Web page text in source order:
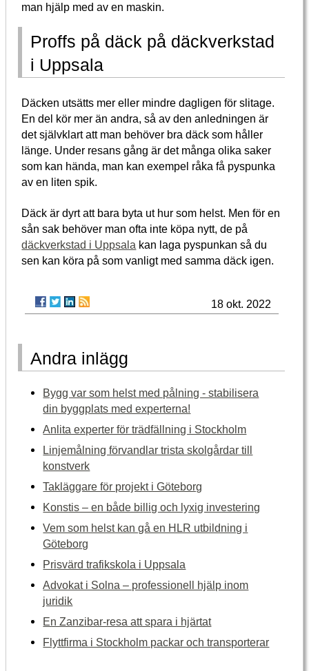
man hjälp med av en maskin.
Proffs på däck på däckverkstad
i Uppsala
Däcken utsätts mer eller mindre dagligen för slitage.
En del kör mer än andra, så av den anledningen är
det självklart att man behöver bra däck som håller
länge. Under resans gång är det många olika saker
som kan hända, man kan exempel råka få pyspunka
av en liten spik.
Däck är dyrt att bara byta ut hur som helst. Men för en
sån sak behöver man ofta inte köpa nytt, de på
däckverkstad i Uppsala kan laga pyspunkan så du
sen kan köra på som vanligt med samma däck igen.
18 okt. 2022
Andra inlägg
Bygg var som helst med pålning - stabilisera
din byggplats med experterna!
Anlita experter för trädfällning i Stockholm
Linjemålning förvandlar trista skolgårdar till
konstverk
Takläggare för projekt i Göteborg
Konstis – en både billig och lyxig investering
Vem som helst kan gå en HLR utbildning i
Göteborg
Prisvärd trafikskola i Uppsala
Advokat i Solna – professionell hjälp inom
juridik
En Zanzibar-resa att spara i hjärtat
Flyttfirma i Stockholm packar och transporterar